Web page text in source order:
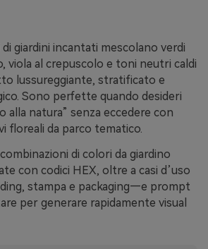
giardini incantati mescolano verdi
viola al crepuscolo e toni neutri caldi
lussureggiante, stratificato e
Sono perfette quando desideri
alla natura” senza eccedere con
floreali da parco tematico.
di colori da giardino
con codici HEX, oltre a casi d’uso
stampa e packaging—e prompt
per generare rapidamente visual